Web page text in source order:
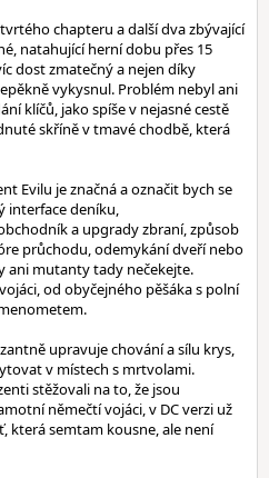
chapteru a další dva zbývající
natahující herní dobu přes 15
dost zmatečný a nejen díky
vykysnul. Problém nebyl ani
klíčů, jako spíše v nejasné cestě
skříně v tmavé chodbě, která
Evilu je značná a označit bych se
interface deníku,
a upgrady zbraní, způsob
průchodu, odemykání dveří nebo
ani mutanty tady nečekejte.
od obyčejného pěšáka s polní
upravuje chování a sílu krys,
v místech s mrtvolami.
stěžovali na to, že jsou
němečtí vojáci, v DC verzi už
která semtam kousne, ale není